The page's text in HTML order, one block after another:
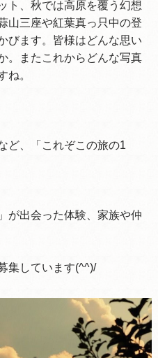
ト、秋では高原を覆う幻想
山三座や紅葉真っ只中の登
びます。皆様はどんな思い
。またこれからどんな写真
ね。
、「これぞこの旅の1
出会った体験、家族や仲
集しています(^^)/